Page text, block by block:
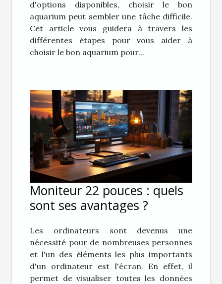
d'options disponibles, choisir le bon
aquarium peut sembler une tâche difficile.
Cet article vous guidera à travers les
différentes étapes pour vous aider à
choisir le bon aquarium pour...
Moniteur 22 pouces : quels
sont ses avantages ?
Les ordinateurs sont devenus une
nécessité pour de nombreuses personnes
et l'un des éléments les plus importants
d'un ordinateur est l'écran. En effet, il
permet de visualiser toutes les données